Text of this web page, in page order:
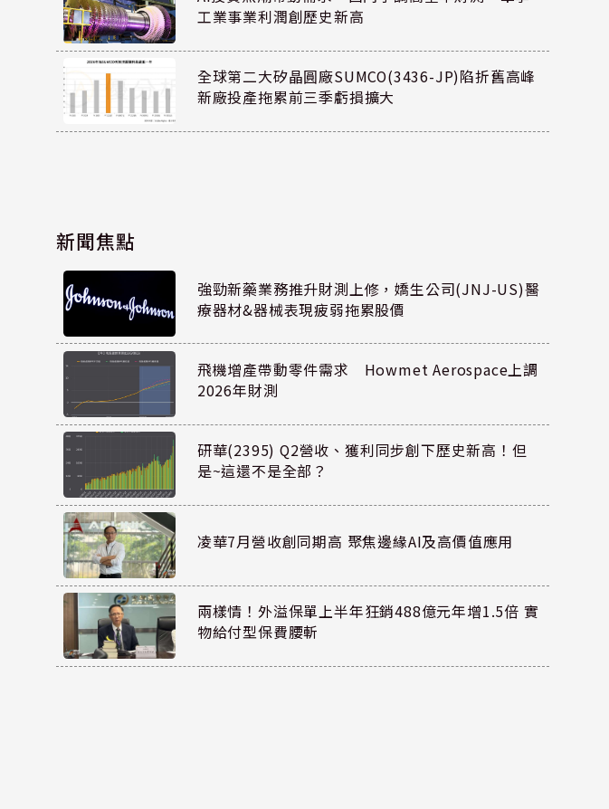
工業事業利潤創歷史新高
全球第二大矽晶圓廠SUMCO(3436-JP)陷折舊高峰
新廠投產拖累前三季虧損擴大
新聞焦點
強勁新藥業務推升財測上修，嬌生公司(JNJ-US)醫
療器材&器械表現疲弱拖累股價
飛機增產帶動零件需求 Howmet Aerospace上調
2026年財測
研華(2395) Q2營收、獲利同步創下歷史新高！但
是~這還不是全部？
凌華7月營收創同期高 聚焦邊緣AI及高價值應用
兩樣情！外溢保單上半年狂銷488億元年增1.5倍 實
物給付型保費腰斬